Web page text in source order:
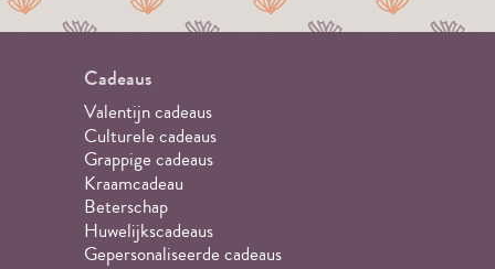
Cadeaus
Valentijn cadeaus
Culturele cadeaus
Grappige cadeaus
Kraamcadeau
Beterschap
Huwelijkscadeaus
Gepersonaliseerde cadeaus